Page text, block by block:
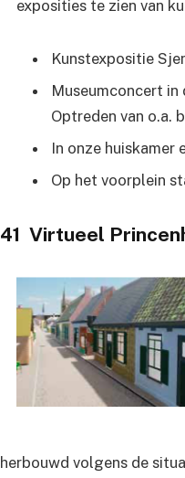
exposities te zien van
Kunstexpositie
Museumconcert in
Optreden van o.a.
In onze huiskamer
Op het voorplein
41 Virtueel
herbouwd volgens de